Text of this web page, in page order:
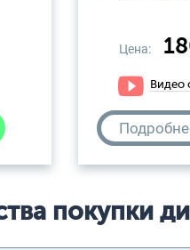
Цена:
Видео
покупки